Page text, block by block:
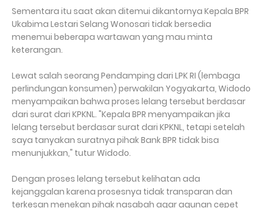
Sementara itu saat akan ditemui dikantornya Kepala BPR
Ukabima Lestari Selang Wonosari tidak bersedia
menemui beberapa wartawan yang mau minta
keterangan.
Lewat salah seorang Pendamping dari LPK RI (lembaga
perlindungan konsumen) perwakilan Yogyakarta, Widodo
menyampaikan bahwa proses lelang tersebut berdasar
dari surat dari KPKNL. "Kepala BPR menyampaikan jika
lelang tersebut berdasar surat dari KPKNL, tetapi setelah
saya tanyakan suratnya pihak Bank BPR tidak bisa
menunjukkan," tutur Widodo.
Dengan proses lelang tersebut kelihatan ada
kejanggalan karena prosesnya tidak transparan dan
terkesan menekan pihak nasabah agar agunan cepet